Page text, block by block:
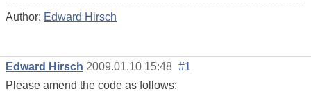
Author: Edward Hirsch
Edward Hirsch 2009.01.10 15:48 #1
Please amend the code as follows: